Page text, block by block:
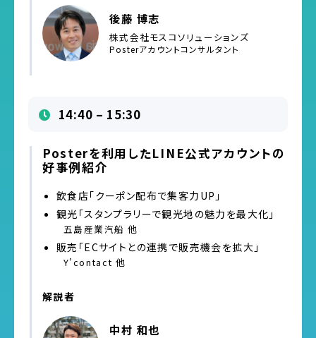
後藤 博志
株式会社モスコソリューションズ
Posterアカウントコンサルタント
14:40 – 15:30
Posterを利用したLINE公式アカウントの
好事例紹介
飲食店「クーポン配布で集客力UP」
観光「スタンプラリーで観光地の魅力を最大化」
五島産業汽船 他
販売「ECサイトとの連携で販売機会を拡大」
Y’contact 他
解説者
中村 和也